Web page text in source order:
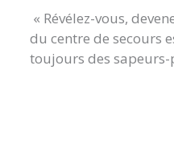
« Révélez-vous,
du centre de secours
toujours des